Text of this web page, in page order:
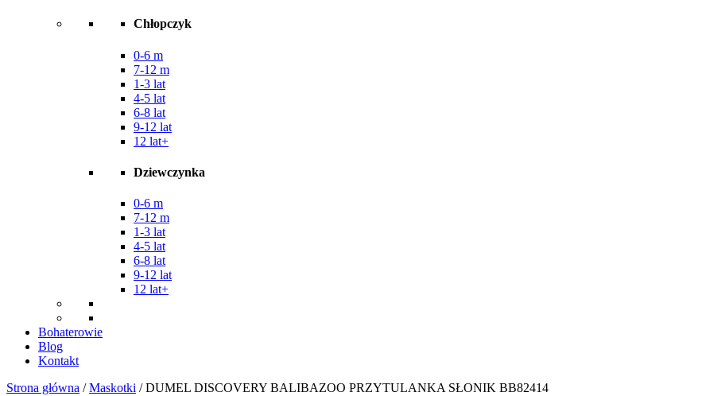
Chłopczyk
0-6 m
7-12 m
1-3 lat
4-5 lat
6-8 lat
9-12 lat
12 lat+
Dziewczynka
0-6 m
7-12 m
1-3 lat
4-5 lat
6-8 lat
9-12 lat
12 lat+
Bohaterowie
Blog
Kontakt
Strona główna /Maskotki / DUMEL DISCOVERY BALIBAZOO PRZYTULANKA SŁONIK BB82414